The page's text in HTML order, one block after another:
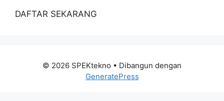
DAFTAR SEKARANG
© 2026 SPEKtekno • Dibangun dengan
GeneratePress